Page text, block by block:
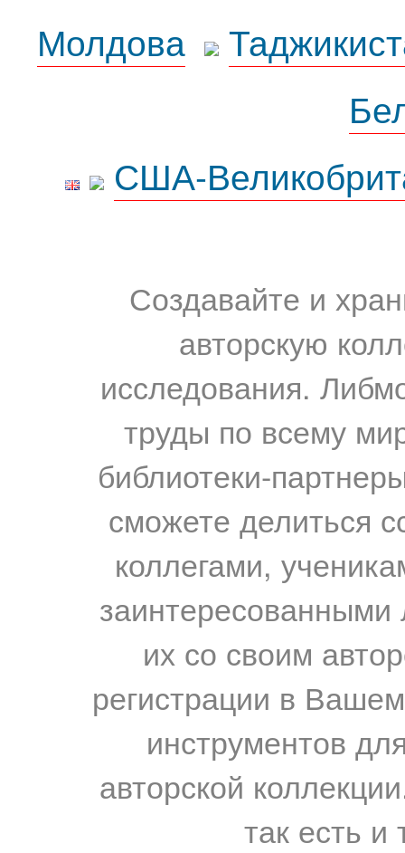
Молдова
США-
Создавайте и
авторскую
исследования.
труды по всему
библиотеки-
сможете делиться
коллегами,
их со своим
регистрации в
инструментов
авторской
так есть и